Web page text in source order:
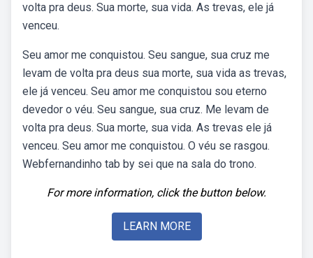
volta pra deus. Sua morte, sua vida. As trevas, ele já
venceu.
Seu amor me conquistou. Seu sangue, sua cruz me
levam de volta pra deus sua morte, sua vida as trevas,
ele já venceu. Seu amor me conquistou sou eterno
devedor o véu. Seu sangue, sua cruz. Me levam de
volta pra deus. Sua morte, sua vida. As trevas ele já
venceu. Seu amor me conquistou. O véu se rasgou.
Webfernandinho tab by sei que na sala do trono.
For more information, click the button below.
LEARN MORE